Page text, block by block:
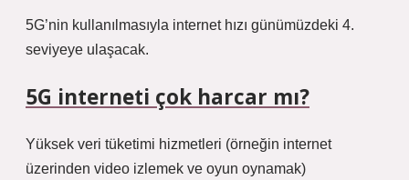
5G’nin kullanılmasıyla internet hızı günümüzdeki 4.
seviyeye ulaşacak.
5G interneti çok harcar mı?
Yüksek veri tüketimi hizmetleri (örneğin internet
üzerinden video izlemek ve oyun oynamak)